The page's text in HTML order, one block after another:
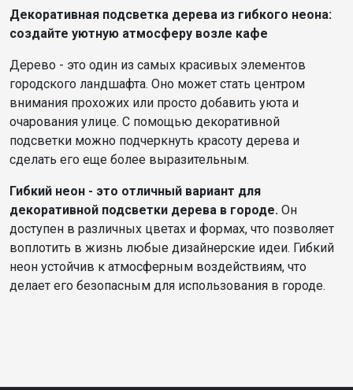
Декоративная подсветка дерева из гибкого неона:
создайте уютную атмосферу возле кафе
Дерево - это один из самых красивых элементов
городского ландшафта. Оно может стать центром
внимания прохожих или просто добавить уюта и
очарования улице. С помощью декоративной
подсветки можно подчеркнуть красоту дерева и
сделать его еще более выразительным.
Гибкий неон - это отличный вариант для
декоративной подсветки дерева в городе. Он
доступен в различных цветах и формах, что позволяет
воплотить в жизнь любые дизайнерские идеи. Гибкий
неон устойчив к атмосферным воздействиям, что
делает его безопасным для использования в городе.